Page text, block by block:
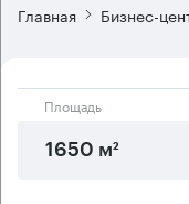
Главная Бизнес-
Площадь
1650 м²